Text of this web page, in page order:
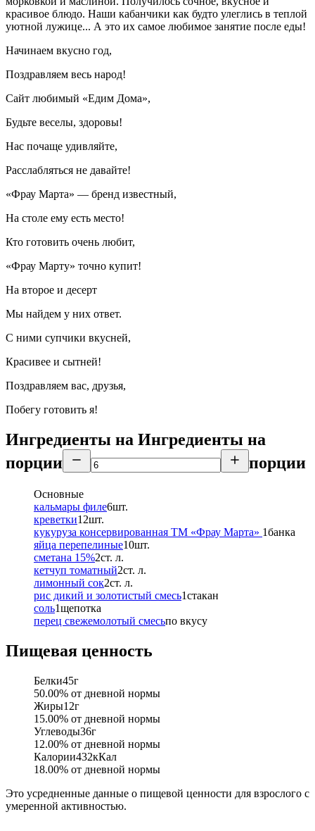
красивое блюдо. Наши кабанчики как будто улеглись в теплой
уютной лужице... А это их самое любимое занятие после еды!
Начинаем вкусно год,
Поздравляем весь народ!
Сайт любимый «Едим Дома»,
Будьте веселы, здоровы!
Нас почаще удивляйте,
Расслабляться не давайте!
«Фрау Марта» — бренд известный,
На столе ему есть место!
Кто готовить очень любит,
«Фрау Марту» точно купит!
На второе и десерт
Мы найдем у них ответ.
С ними супчики вкусней,
Красивее и сытней!
Поздравляем вас, друзья,
Побегу готовить я!
Ингредиенты на Ингредиенты на
порции
порции
Основные
кальмары филе6шт.
креветки12шт.
кукуруза консервированная ТМ «Фрау Марта» 1банка
яйца перепелиные10шт.
сметана 15%2ст. л.
кетчуп томатный2ст. л.
лимонный сок2ст. л.
рис дикий и золотистый смесь1стакан
соль1щепотка
перец свежемолотый смесьпо вкусу
Пищевая ценность
Белки45г
50.00% от дневной нормы
Жиры12г
15.00% от дневной нормы
Углеводы36г
12.00% от дневной нормы
Калории432кКал
18.00% от дневной нормы
Это усредненные данные о пищевой ценности для взрослого с
умеренной активностью.